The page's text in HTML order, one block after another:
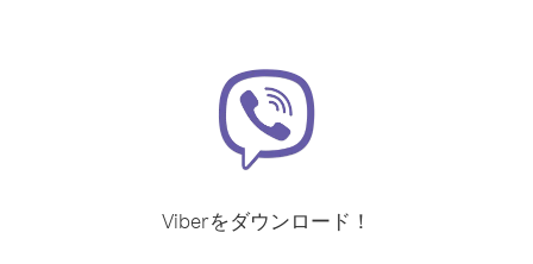
Viberをダウンロード！